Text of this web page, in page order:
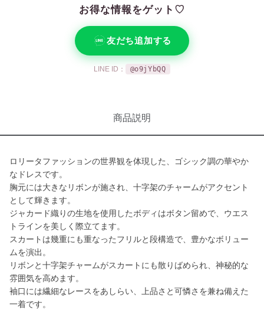
お得な情報をゲット♡
友だち追加する
LINE ID： @o9jYbQQ
商品説明
ロリータファッションの世界観を体現した、ゴシック調の華やか
なドレスです。
胸元には大きなリボンが施され、十字架のチャームがアクセント
として輝きます。
ジャカード織りの生地を使用したボディはボタン留めで、ウエス
トラインを美しく際立てます。
スカートは幾重にも重なったフリルと段構造で、豊かなボリュー
ムを演出。
リボンと十字架チャームがスカートにも散りばめられ、神秘的な
雰囲気を高めます。
袖口には繊細なレースをあしらい、上品さと可憐さを兼ね備えた
一着です。